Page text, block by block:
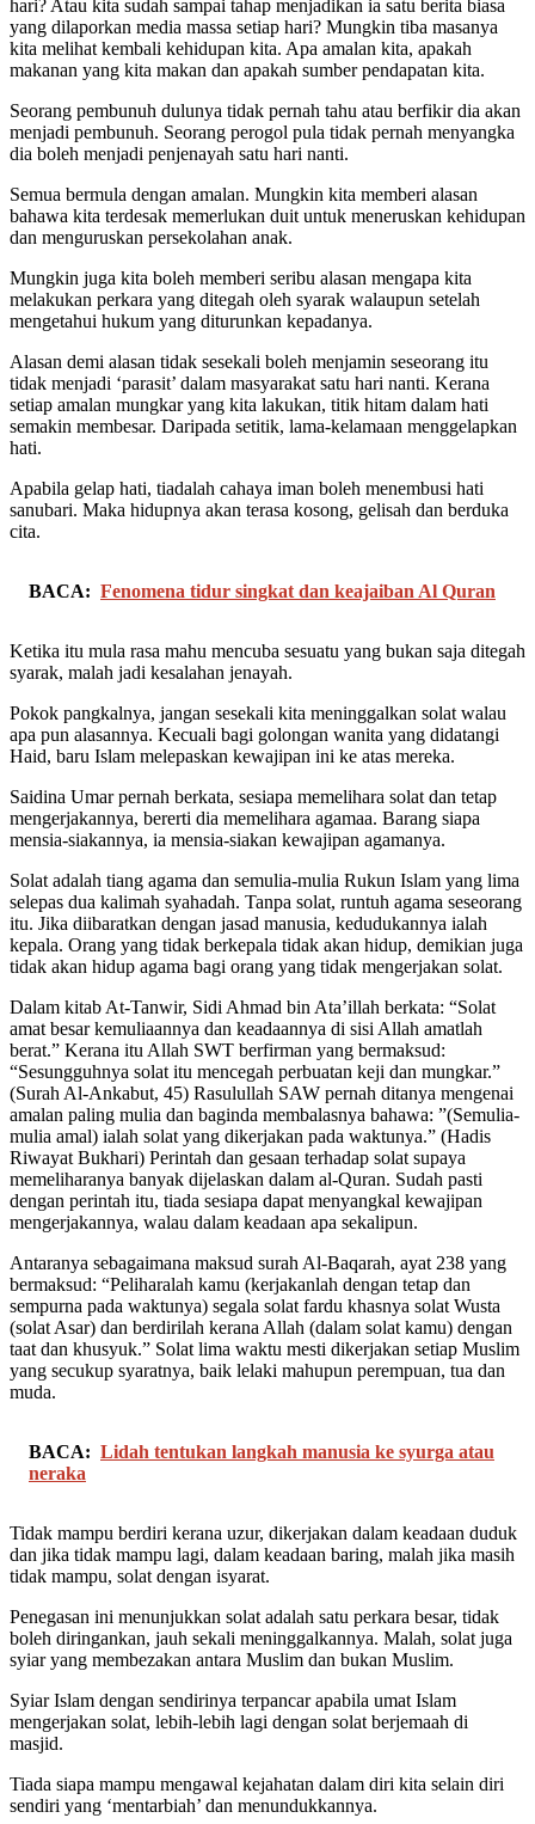
hari? Atau kita sudah sampai tahap menjadikan ia satu berita biasa
yang dilaporkan media massa setiap hari? Mungkin tiba masanya
kita melihat kembali kehidupan kita. Apa amalan kita, apakah
makanan yang kita makan dan apakah sumber pendapatan kita.
Seorang pembunuh dulunya tidak pernah tahu atau berfikir dia akan
menjadi pembunuh. Seorang perogol pula tidak pernah menyangka
dia boleh menjadi penjenayah satu hari nanti.
Semua bermula dengan amalan. Mungkin kita memberi alasan
bahawa kita terdesak memerlukan duit untuk meneruskan kehidupan
dan menguruskan persekolahan anak.
Mungkin juga kita boleh memberi seribu alasan mengapa kita
melakukan perkara yang ditegah oleh syarak walaupun setelah
mengetahui hukum yang diturunkan kepadanya.
Alasan demi alasan tidak sesekali boleh menjamin seseorang itu
tidak menjadi ‘parasit’ dalam masyarakat satu hari nanti. Kerana
setiap amalan mungkar yang kita lakukan, titik hitam dalam hati
semakin membesar. Daripada setitik, lama-kelamaan menggelapkan
hati.
Apabila gelap hati, tiadalah cahaya iman boleh menembusi hati
sanubari. Maka hidupnya akan terasa kosong, gelisah dan berduka
cita.
BACA: Fenomena tidur singkat dan keajaiban Al Quran
Ketika itu mula rasa mahu mencuba sesuatu yang bukan saja ditegah
syarak, malah jadi kesalahan jenayah.
Pokok pangkalnya, jangan sesekali kita meninggalkan solat walau
apa pun alasannya. Kecuali bagi golongan wanita yang didatangi
Haid, baru Islam melepaskan kewajipan ini ke atas mereka.
Saidina Umar pernah berkata, sesiapa memelihara solat dan tetap
mengerjakannya, bererti dia memelihara agamaa. Barang siapa
mensia-siakannya, ia mensia-siakan kewajipan agamanya.
Solat adalah tiang agama dan semulia-mulia Rukun Islam yang lima
selepas dua kalimah syahadah. Tanpa solat, runtuh agama seseorang
itu. Jika diibaratkan dengan jasad manusia, kedudukannya ialah
kepala. Orang yang tidak berkepala tidak akan hidup, demikian juga
tidak akan hidup agama bagi orang yang tidak mengerjakan solat.
Dalam kitab At-Tanwir, Sidi Ahmad bin Ata’illah berkata: “Solat
amat besar kemuliaannya dan keadaannya di sisi Allah amatlah
berat.” Kerana itu Allah SWT berfirman yang bermaksud:
“Sesungguhnya solat itu mencegah perbuatan keji dan mungkar.”
(Surah Al-Ankabut, 45) Rasulullah SAW pernah ditanya mengenai
amalan paling mulia dan baginda membalasnya bahawa: ”(Semulia-
mulia amal) ialah solat yang dikerjakan pada waktunya.” (Hadis
Riwayat Bukhari) Perintah dan gesaan terhadap solat supaya
memeliharanya banyak dijelaskan dalam al-Quran. Sudah pasti
dengan perintah itu, tiada sesiapa dapat menyangkal kewajipan
mengerjakannya, walau dalam keadaan apa sekalipun.
Antaranya sebagaimana maksud surah Al-Baqarah, ayat 238 yang
bermaksud: “Peliharalah kamu (kerjakanlah dengan tetap dan
sempurna pada waktunya) segala solat fardu khasnya solat Wusta
(solat Asar) dan berdirilah kerana Allah (dalam solat kamu) dengan
taat dan khusyuk.” Solat lima waktu mesti dikerjakan setiap Muslim
yang secukup syaratnya, baik lelaki mahupun perempuan, tua dan
muda.
BACA: Lidah tentukan langkah manusia ke syurga atau
neraka
Tidak mampu berdiri kerana uzur, dikerjakan dalam keadaan duduk
dan jika tidak mampu lagi, dalam keadaan baring, malah jika masih
tidak mampu, solat dengan isyarat.
Penegasan ini menunjukkan solat adalah satu perkara besar, tidak
boleh diringankan, jauh sekali meninggalkannya. Malah, solat juga
syiar yang membezakan antara Muslim dan bukan Muslim.
Syiar Islam dengan sendirinya terpancar apabila umat Islam
mengerjakan solat, lebih-lebih lagi dengan solat berjemaah di
masjid.
Tiada siapa mampu mengawal kejahatan dalam diri kita selain diri
sendiri yang ‘mentarbiah’ dan menundukkannya.